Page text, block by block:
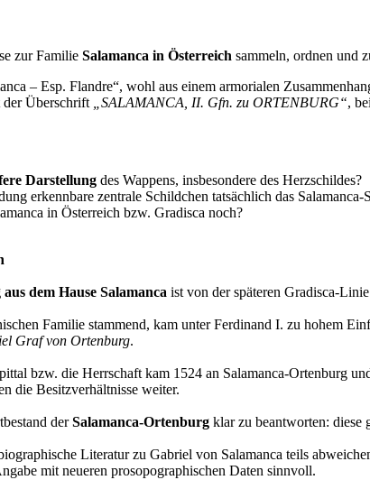
zur Familie Salamanca in Österreich sammeln, ordnen und
– Esp. Flandre“, wohl aus einem armorialen
Überschrift
„SALAMANCA, II. Gfn. zu ORTENBURG“,
Darstellung des Wappens, insbesondere des Herzschildes?
erkennbare zentrale Schildchen tatsächlich das Salamanca-
in Österreich bzw. Gradisca noch?
dem Hause Salamanca ist von der späteren Gradisca-
Familie stammend, kam unter Ferdinand I. zu hohem
Graf von Ortenburg.
bzw. die Herrschaft kam 1524 an Salamanca-Ortenburg
die Besitzverhältnisse weiter.
derSalamanca-Ortenburg klar zu beantworten: diese
Literatur zu Gabriel von Salamanca teils
mit neueren prosopographischen Daten sinnvoll.